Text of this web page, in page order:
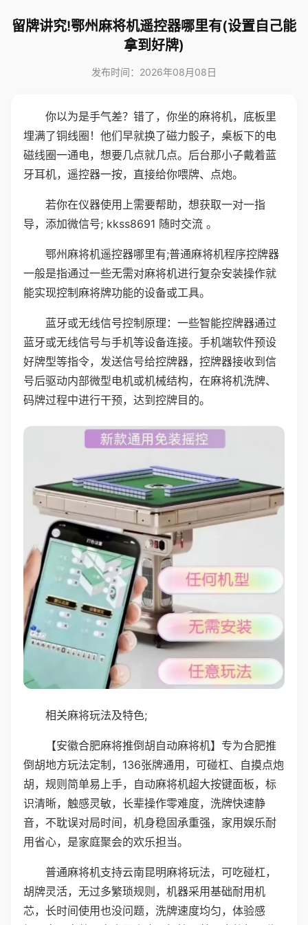
留牌讲究!鄂州麻将机遥控器哪里有(设置自己能
拿到好牌)
发布时间：2026年08月08日
你以为是手气差？错了，你坐的麻将机，底板里
埋满了铜线圈！他们早就换了磁力骰子，桌板下的电
磁线圈一通电，想要几点就几点。后台那小子戴着蓝
牙耳机，遥控器一按，直接给你喂牌、点炮。
若你在仪器使用上需要帮助，想获取一对一指
导，添加微信号; kkss8691 随时交流 。
鄂州麻将机遥控器哪里有;普通麻将机程序控牌器
一般是指通过一些无需对麻将机进行复杂安装操作就
能实现控制麻将牌功能的设备或工具。
蓝牙或无线信号控制原理：一些智能控牌器通过
蓝牙或无线信号与手机等设备连接。手机端软件预设
好牌型等指令，发送信号给控牌器，控牌器接收到信
号后驱动内部微型电机或机械结构，在麻将机洗牌、
码牌过程中进行干预，达到控牌目的。
相关麻将玩法及特色;
【安徽合肥麻将推倒胡自动麻将机】专为合肥推
倒胡地方玩法定制，136张牌通用，可碰杠、自摸点炮
胡，规则简单易上手，自动麻将机超大按键面板，标
识清晰，触感灵敏，长辈操作零难度，洗牌快速静
音，不耽误对局时间，机身稳固承重强，家用娱乐耐
用省心，是家庭聚会的欢乐担当。
普通麻将机支持云南昆明麻将玩法，可吃碰杠，
胡牌灵活，无过多繁琐规则，机器采用基础耐用机
芯，长时间使用也没问题，洗牌速度均匀，体验感